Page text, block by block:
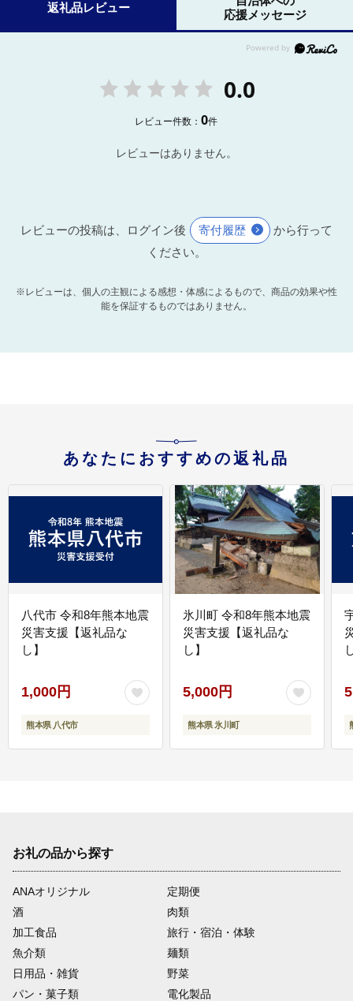
返礼品レビュー
応援メッセージ
0.0
レビュー件数：0件
レビューはありません。
レビューの投稿は、ログイン後 寄付履歴
から行って
ください。
※レビューは、個人の主観による感想・体感によるもので、商品の効果や性
能を保証するものではありません。
あなたにおすすめの返礼品
八代市 令和8年熊本地震
災害支援【返礼品な
し】
1,000円
熊本県 八代市
氷川町 令和8年熊本地震
災害支援【返礼品な
し】
5,000円
熊本県 氷川町
お礼の品から探す
ANAオリジナル
定期便
酒
肉類
加工食品
旅行・宿泊・体験
魚介類
麺類
日用品・雑貨
野菜
パン・菓子類
電化製品